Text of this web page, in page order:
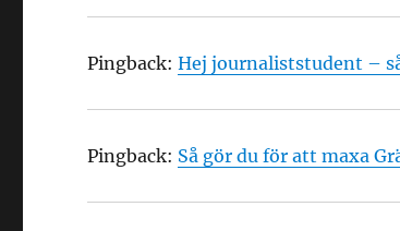
Pingback:Hej journaliststudent –
Pingback: Så gör du för att maxa